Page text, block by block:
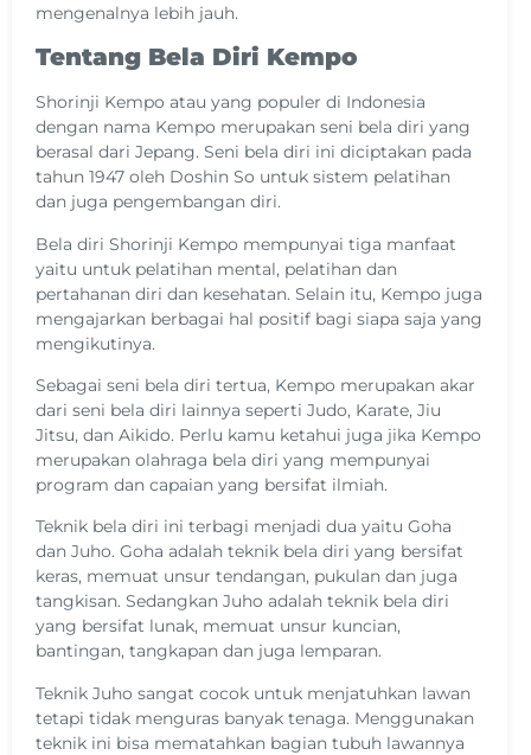
mengenalnya lebih jauh.
Tentang Bela Diri Kempo
Shorinji Kempo atau yang populer di Indonesia
dengan nama Kempo merupakan seni bela diri yang
berasal dari Jepang. Seni bela diri ini diciptakan pada
tahun 1947 oleh Doshin So untuk sistem pelatihan
dan juga pengembangan diri.
Bela diri Shorinji Kempo mempunyai tiga manfaat
yaitu untuk pelatihan mental, pelatihan dan
pertahanan diri dan kesehatan. Selain itu, Kempo juga
mengajarkan berbagai hal positif bagi siapa saja yang
mengikutinya.
Sebagai seni bela diri tertua, Kempo merupakan akar
dari seni bela diri lainnya seperti Judo, Karate, Jiu
Jitsu, dan Aikido. Perlu kamu ketahui juga jika Kempo
merupakan olahraga bela diri yang mempunyai
program dan capaian yang bersifat ilmiah.
Teknik bela diri ini terbagi menjadi dua yaitu Goha
dan Juho. Goha adalah teknik bela diri yang bersifat
keras, memuat unsur tendangan, pukulan dan juga
tangkisan. Sedangkan Juho adalah teknik bela diri
yang bersifat lunak, memuat unsur kuncian,
bantingan, tangkapan dan juga lemparan.
Teknik Juho sangat cocok untuk menjatuhkan lawan
tetapi tidak menguras banyak tenaga. Menggunakan
teknik ini bisa mematahkan bagian tubuh lawannya